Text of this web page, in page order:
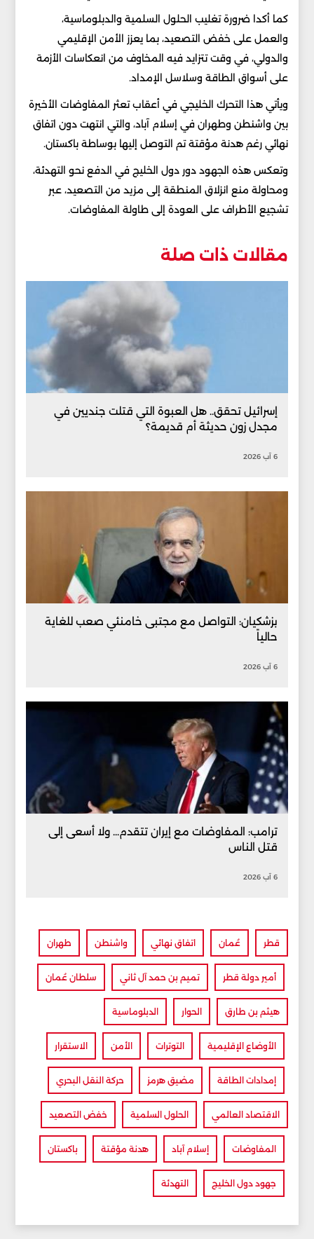
كما أكدا ضرورة تغليب الحلول السلمية والدبلوماسية،
والعمل على خفض التصعيد، بما يعزز الأمن الإقليمي
والدولي، في وقت تتزايد فيه المخاوف من انعكاسات الأزمة
على أسواق الطاقة وسلاسل الإمداد.
ويأتي هذا التحرك الخليجي في أعقاب تعثر المفاوضات الأخيرة
بين واشنطن وطهران في إسلام آباد، والتي انتهت دون اتفاق
نهائي رغم هدنة مؤقتة تم التوصل إليها بوساطة باكستان.
وتعكس هذه الجهود دور دول الخليج في الدفع نحو التهدئة،
ومحاولة منع انزلاق المنطقة إلى مزيد من التصعيد، عبر
تشجيع الأطراف على العودة إلى طاولة المفاوضات.
مقالات ذات صلة
إسرائيل تحقق.. هل العبوة التي قتلت جنديين في
مجدل زون حديثة أم قديمة؟
6 آب 2026
بزشكيان: التواصل مع مجتبى خامنئي صعب للغاية
حالياً
6 آب 2026
ترامب: المفاوضات مع إيران تتقدم... ولا أسعى إلى
قتل الناس
6 آب 2026
قطر عُمان اتفاق نهائي واشنطن طهران
أمير دولة قطر تميم بن حمد آل ثاني سلطان عُمان
هيثم بن طارق الحوار الدبلوماسية
الأوضاع الإقليمية التوترات الأمن الاستقرار
إمدادات الطاقة مضيق هرمز حركة النقل البحري
الاقتصاد العالمي الحلول السلمية خفض التصعيد
المفاوضات إسلام آباد هدنة مؤقتة باكستان
جهود دول الخليج التهدئة